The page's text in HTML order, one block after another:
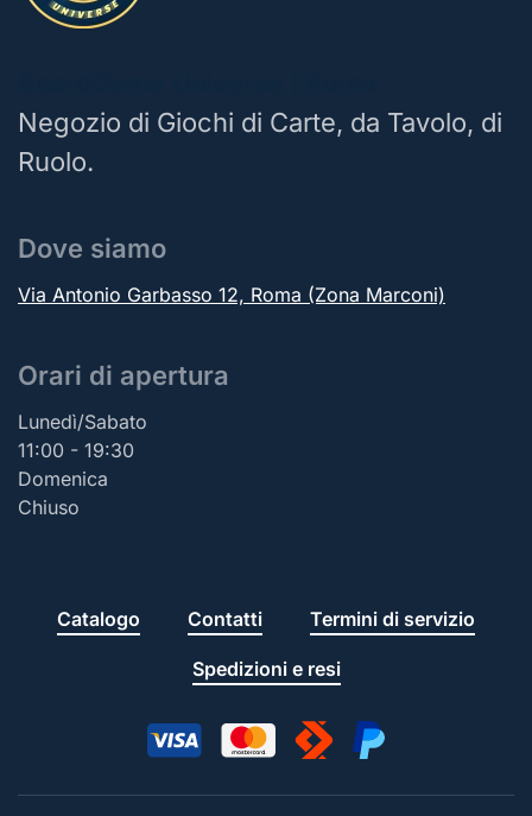
Negozio di Giochi di Carte, da Tavolo, di
Ruolo.
Dove siamo
Via Antonio Garbasso 12, Roma (Zona Marconi)
Orari di apertura
Lunedì/Sabato
11:00 - 19:30
Domenica
Chiuso
Catalogo Contatti Termini di servizio
Spedizioni e resi